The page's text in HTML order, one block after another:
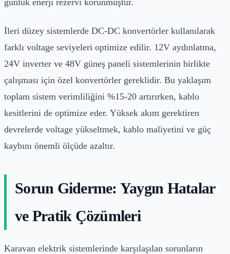
İleri düzey sistemlerde DC-DC konvertörler kullanılarak
farklı voltage seviyeleri optimize edilir. 12V aydınlatma,
24V inverter ve 48V güneş paneli sistemlerinin birlikte
çalışması için özel konvertörler gereklidir. Bu yaklaşım
toplam sistem verimliliğini %15-20 artırırken, kablo
kesitlerini de optimize eder. Yüksek akım gerektiren
devrelerde voltage yükseltmek, kablo maliyetini ve güç
kaybını önemli ölçüde azaltır.
Sorun Giderme: Yaygın Hatalar
ve Pratik Çözümleri
Karavan elektrik sistemlerinde karşılaşılan sorunların